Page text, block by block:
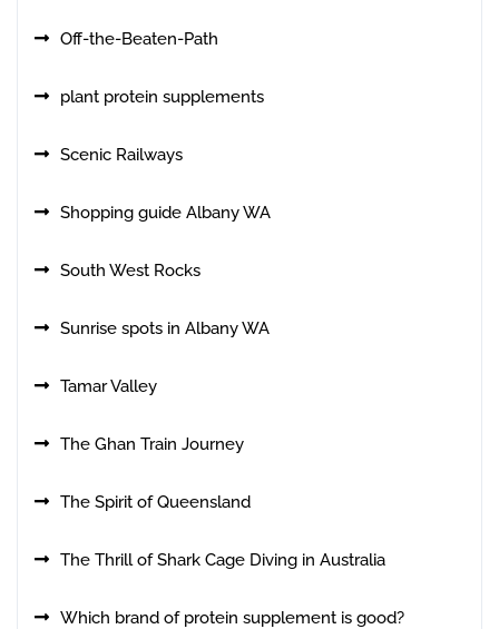
Off-the-Beaten-Path
plant protein supplements
Scenic Railways
Shopping guide Albany WA
South West Rocks
Sunrise spots in Albany WA
Tamar Valley
The Ghan Train Journey
The Spirit of Queensland
The Thrill of Shark Cage Diving in Australia
Which brand of protein supplement is good?